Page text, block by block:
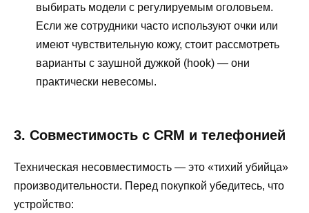
выбирать модели с регулируемым оголовьем.
Если же сотрудники часто используют очки или
имеют чувствительную кожу, стоит рассмотреть
варианты с заушной дужкой (hook) — они
практически невесомы.
3. Совместимость с CRM и телефонией
Техническая несовместимость — это «тихий убийца»
производительности. Перед покупкой убедитесь, что
устройство: